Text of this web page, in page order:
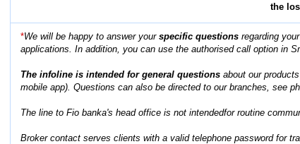
the
*We will be happy to answer your specific questions regarding
applications. In addition, you can use the authorised call option in
The infoline is intended for general questions about our
mobile app). Questions can also be directed to our branches, see
The line to Fio banka's head office is not intendedfor routine
Broker contact serves clients with a valid telephone password for